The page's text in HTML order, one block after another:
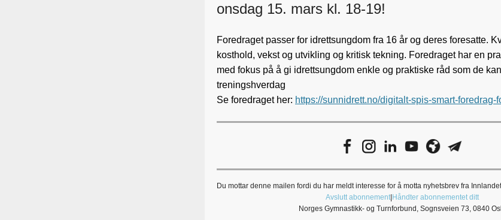
onsdag 15. mars kl. 18-19!
Foredraget passer for idrettsungdom fra 16 år og deres foresatte.
kosthold, vekst og utvikling og kritisk tekning. Foredraget har en
med fokus på å gi idrettsungdom enkle og praktiske råd som de
treningshverdag
Se foredraget her: https://sunnidrett.no/digitalt-spis-smart-foredrag-
Du mottar denne mailen fordi du har meldt interesse for å motta nyhetsbrev fra
Avslutt abonnement| Håndter abonnementet ditt
Norges Gymnastikk- og Turnforbund, Sognsveien 73, 0840